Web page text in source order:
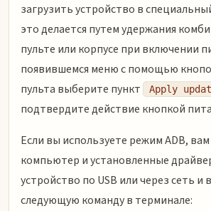
загрузить устройство в
это делается путем удержания
пульте или корпусе при включении
появившемся меню с помощью
пульта выберите пункт
Apply
подтвердите действие кнопкой
Если вы используете режим ADB,
компьютер и установленные
устройство по USB или через сеть и
следующую команду в терминале: